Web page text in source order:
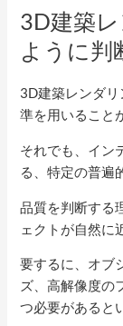
3D建築
ように判
3D建築レンダ
準を用いること
それでも、イン
る、特定の普遍
品質を判断する
ェクトが自然に
要するに、オブ
ズ、高解像度の
つ必要があると